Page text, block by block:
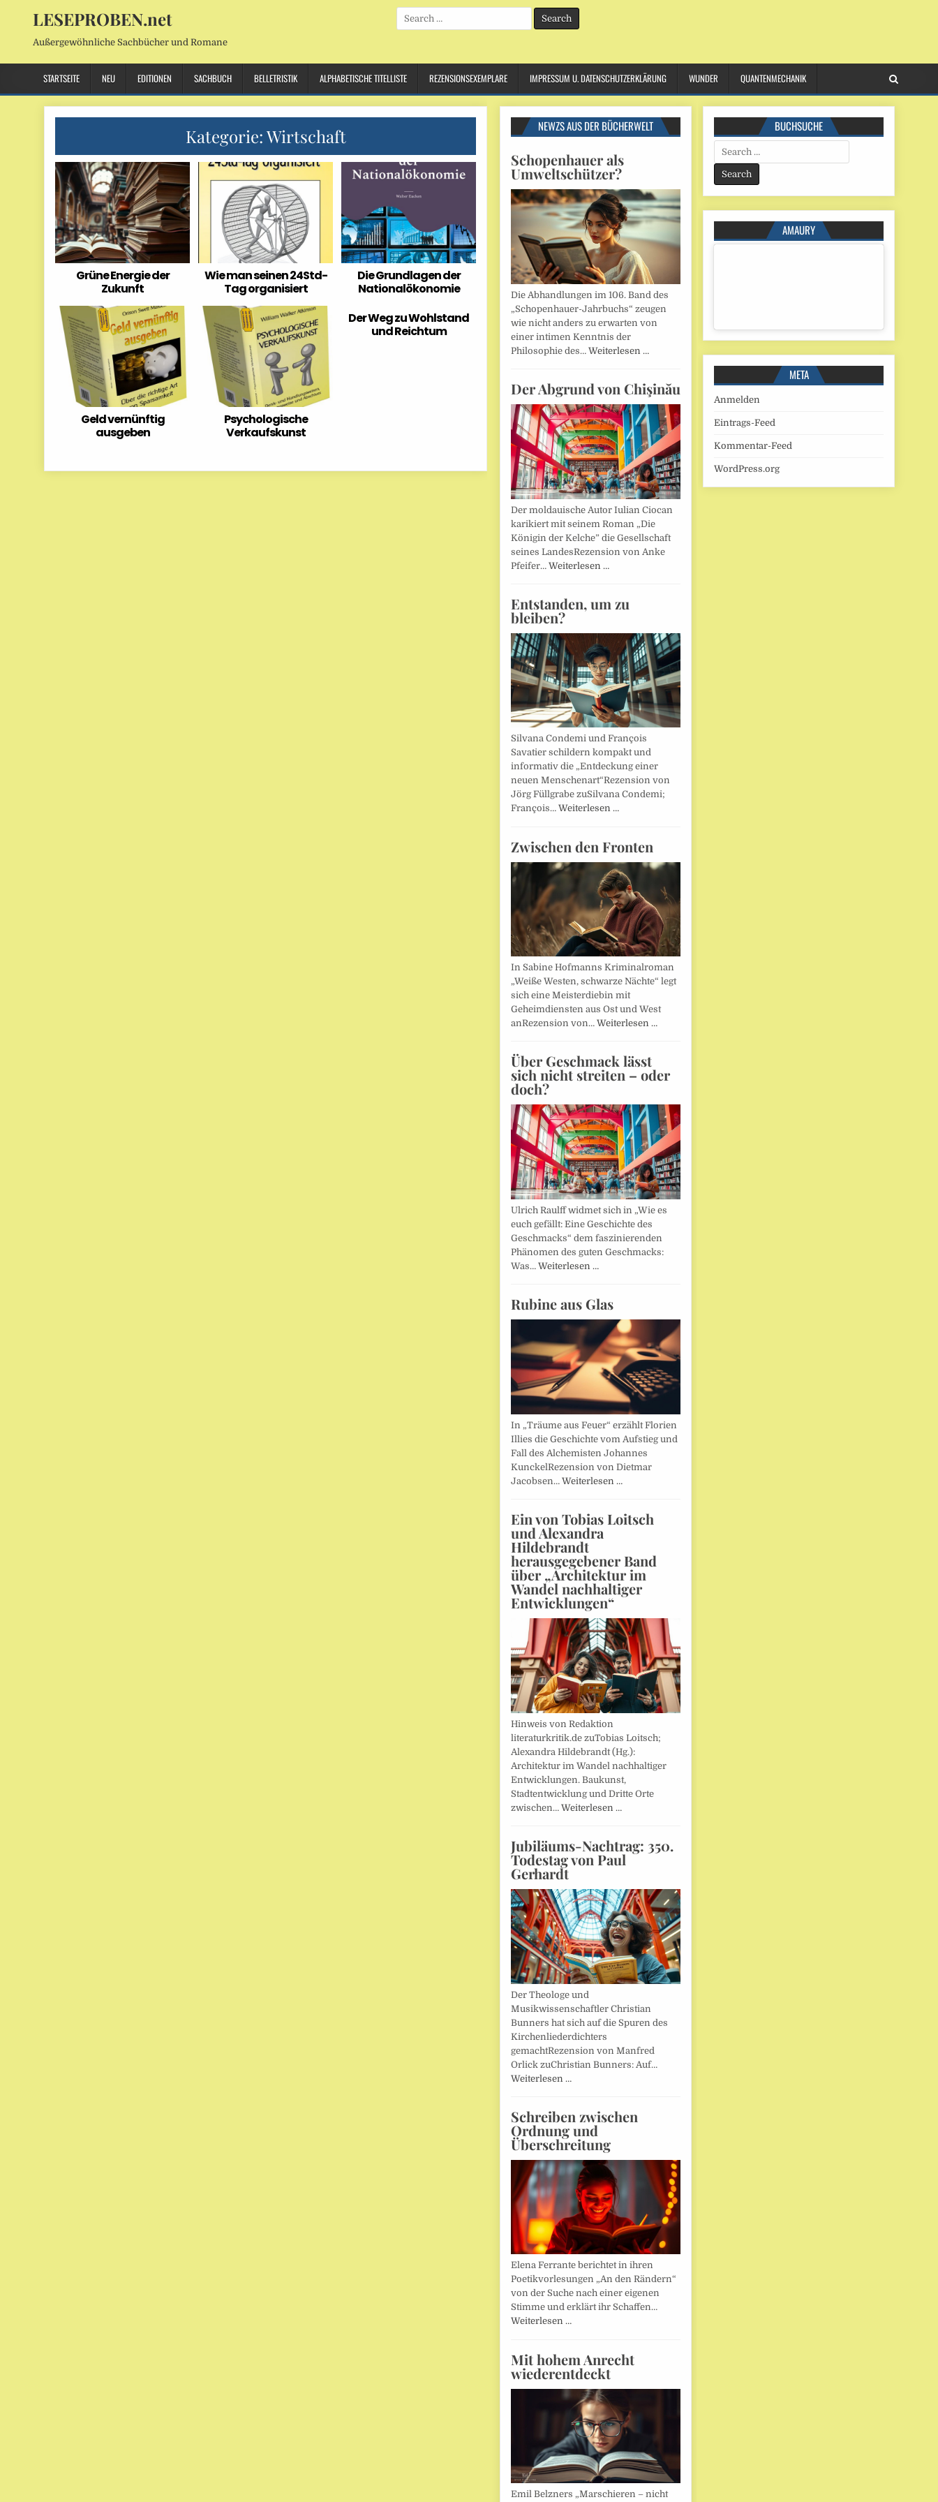
LESEPROBEN.net
Außergewöhnliche Sachbücher und Romane
Search
for:
STARTSEITE NEU EDITIONEN SACHBUCH BELLETRISTIK ALPHABETISCHE TITELLISTE REZENSIONSEXEMPLARE IMPRESSUM U. DATENSCHUTZERKLÄRUNG WUNDER QUANTENMECHANIK
Kategorie:Wirtschaft
Grüne Energie der
Zukunft
Wie man seinen 24Std-
Tag organisiert
Die Grundlagen der
Nationalökonomie
Geld vernünftig
ausgeben
Psychologische
Verkaufskunst
Der Weg zu Wohlstand
und Reichtum
NEWZS AUS DER BÜCHERWELT
Schopenhauer als
Umweltschützer?
Die Abhandlungen im 106. Band des
„Schopenhauer-Jahrbuchs“ zeugen
wie nicht anders zu erwarten von
einer intimen Kenntnis der
Philosophie des… Weiterlesen …
Der Abgrund von Chişinău
Der moldauische Autor Iulian Ciocan
karikiert mit seinem Roman „Die
Königin der Kelche” die Gesellschaft
seines LandesRezension von Anke
Pfeifer… Weiterlesen …
Entstanden, um zu
bleiben?
Silvana Condemi und François
Savatier schildern kompakt und
informativ die „Entdeckung einer
neuen Menschenart“Rezension von
Jörg Füllgrabe zuSilvana Condemi;
François… Weiterlesen …
Zwischen den Fronten
In Sabine Hofmanns Kriminalroman
„Weiße Westen, schwarze Nächte“ legt
sich eine Meisterdiebin mit
Geheimdiensten aus Ost und West
anRezension von… Weiterlesen …
Über Geschmack lässt
sich nicht streiten – oder
doch?
Ulrich Raulff widmet sich in „Wie es
euch gefällt: Eine Geschichte des
Geschmacks“ dem faszinierenden
Phänomen des guten Geschmacks:
Was… Weiterlesen …
Rubine aus Glas
In „Träume aus Feuer“ erzählt Florien
Illies die Geschichte vom Aufstieg und
Fall des Alchemisten Johannes
KunckelRezension von Dietmar
Jacobsen… Weiterlesen …
Ein von Tobias Loitsch
und Alexandra
Hildebrandt
herausgegebener Band
über „Architektur im
Wandel nachhaltiger
Entwicklungen“
Hinweis von Redaktion
literaturkritik.de zuTobias Loitsch;
Alexandra Hildebrandt (Hg.):
Architektur im Wandel nachhaltiger
Entwicklungen. Baukunst,
Stadtentwicklung und Dritte Orte
zwischen… Weiterlesen …
Jubiläums-Nachtrag: 350.
Todestag von Paul
Gerhardt
Der Theologe und
Musikwissenschaftler Christian
Bunners hat sich auf die Spuren des
Kirchenliederdichters
gemachtRezension von Manfred
Orlick zuChristian Bunners: Auf…
Weiterlesen …
Schreiben zwischen
Ordnung und
Überschreitung
Elena Ferrante berichtet in ihren
Poetikvorlesungen „An den Rändern“
von der Suche nach einer eigenen
Stimme und erklärt ihr Schaffen…
Weiterlesen …
Mit hohem Anrecht
wiederentdeckt
Emil Belzners „Marschieren – nicht
BUCHSUCHE
Search
for:
AMAURY
META
Anmelden
Eintrags-Feed
Kommentar-Feed
WordPress.org